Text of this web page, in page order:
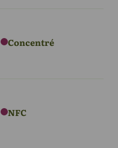
Concentré
NFC